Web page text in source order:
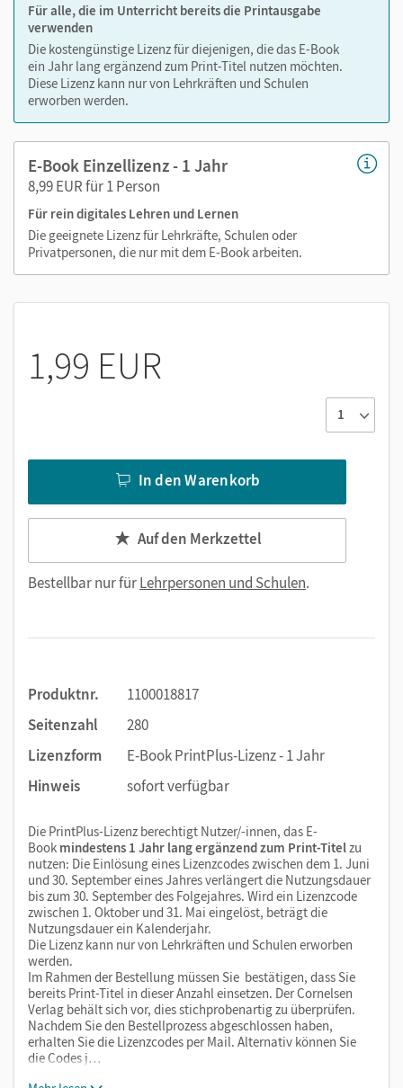
Zoomen
Für alle, die im Unterricht bereits die Printausgabe
verwenden
Die kostengünstige Lizenz für diejenigen, die das E-Book
ein Jahr lang ergänzend zum Print-Titel nutzen möchten.
Diese Lizenz kann nur von Lehrkräften und Schulen
erworben werden.
E-Book Einzellizenz - 1 Jahr
8,99 EUR für 1 Person
Für rein digitales Lehren und Lernen
Die geeignete Lizenz für Lehrkräfte, Schulen oder
Privatpersonen, die nur mit dem E-Book arbeiten.
1,99 EUR
In den Warenkorb
Auf den Merkzettel
Bestellbar nur fürLehrpersonen und Schulen.
Produktnr.
1100018817
Seitenzahl
280
Lizenzform
E-Book PrintPlus-Lizenz - 1 Jahr
Hinweis
sofort verfügbar
Die PrintPlus-Lizenz berechtigt Nutzer/-innen, das E-
Book mindestens 1 Jahr lang ergänzend zum Print-Titelzu
nutzen: Die Einlösung eines Lizenzcodes zwischen dem 1. Juni
und 30. September eines Jahres verlängert die Nutzungsdauer
bis zum 30. September des Folgejahres. Wird ein Lizenzcode
zwischen 1. Oktober und 31. Mai eingelöst, beträgt die
Nutzungsdauer ein Kalenderjahr.
Die Lizenz kann nur von Lehrkräften und Schulen erworben
werden.
Im Rahmen der Bestellung müssen Sie bestätigen, dass Sie
bereits Print-Titel in dieser Anzahl einsetzen. Der Cornelsen
Verlag behält sich vor, dies stichprobenartig zu überprüfen.
Nachdem Sie den Bestellprozess abgeschlossen haben,
erhalten Sie die Lizenzcodes per Mail. Alternativ können Sie
die Codes j…